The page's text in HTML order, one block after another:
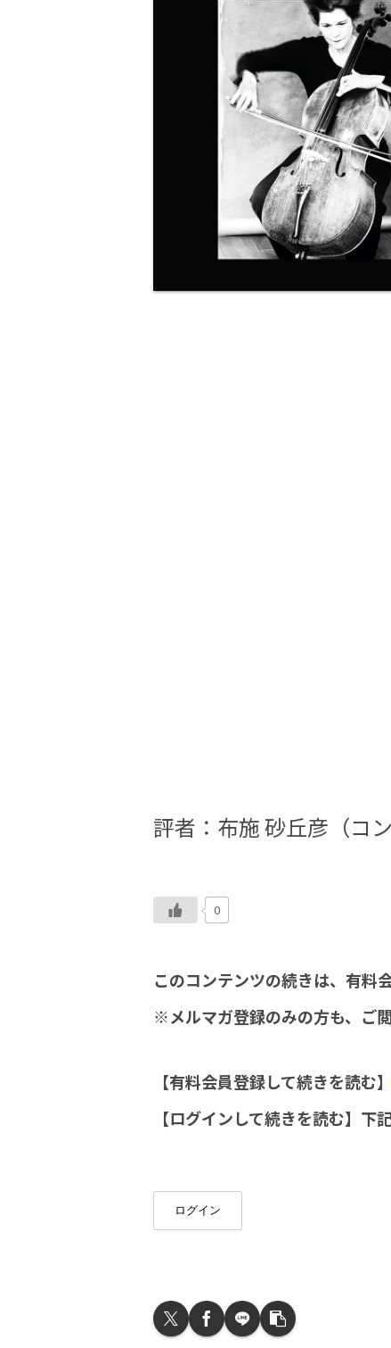
評者：布施 砂丘彦（コ
0
このコンテンツの続きは、有料
※メルマガ登録のみの方も、ご
【有料会員登録して続きを読む】
【ログインして続きを読む】下
ログイン